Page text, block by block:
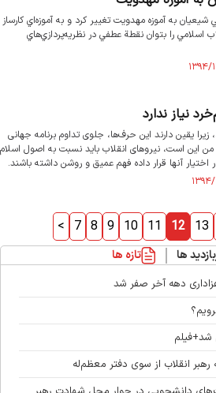
به آموزه مهدویت تغيير كرد و به آموزه‌اي كارساز
را بتوان نقطة عطفي در نظريه‌پردازي‌هاي
نیاز ندارد
یقین دارند این حرف‌ها، جلوی تداوم برنامه جهانی
این است، نیروهای انقلاب باید نسبت به اصول اسلام
آنها قرار داده فهم عمیق و روشن داشته باشند.
< 7 8 9 10 11 12 13
ها تازه ها
دهه آخر صفر شد
شد+فیلم
انقلاب از سوی دفتر معظم‌له